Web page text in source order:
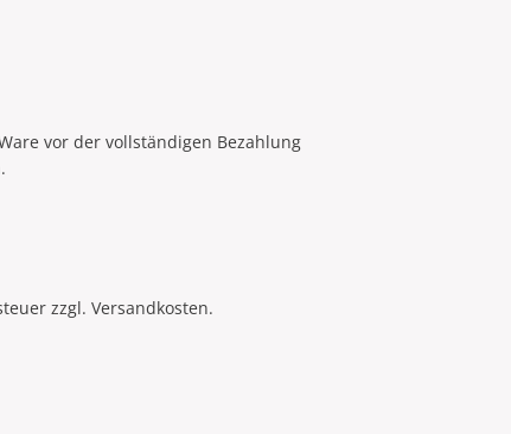
vor der vollständigen Bezahlung
zzgl. Versandkosten.